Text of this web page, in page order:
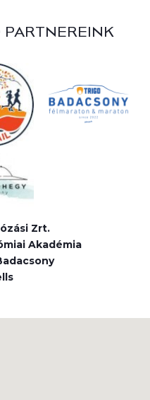
PARTNEREINK
Zrt.
Akadémia